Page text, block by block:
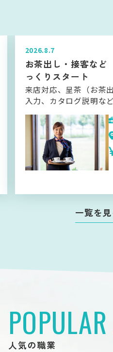
一覧を見
2026.8.7
お茶出し・接客な
っくりスタート
来店対応、呈茶（お茶
入力、カタログ説明な
人気の職業